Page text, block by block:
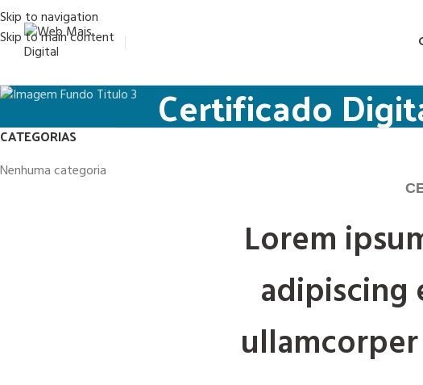
Skip to navigation
Skip to main content
Certificado
CATEGORIAS
Nenhuma categoria
Lorem
adipiscing